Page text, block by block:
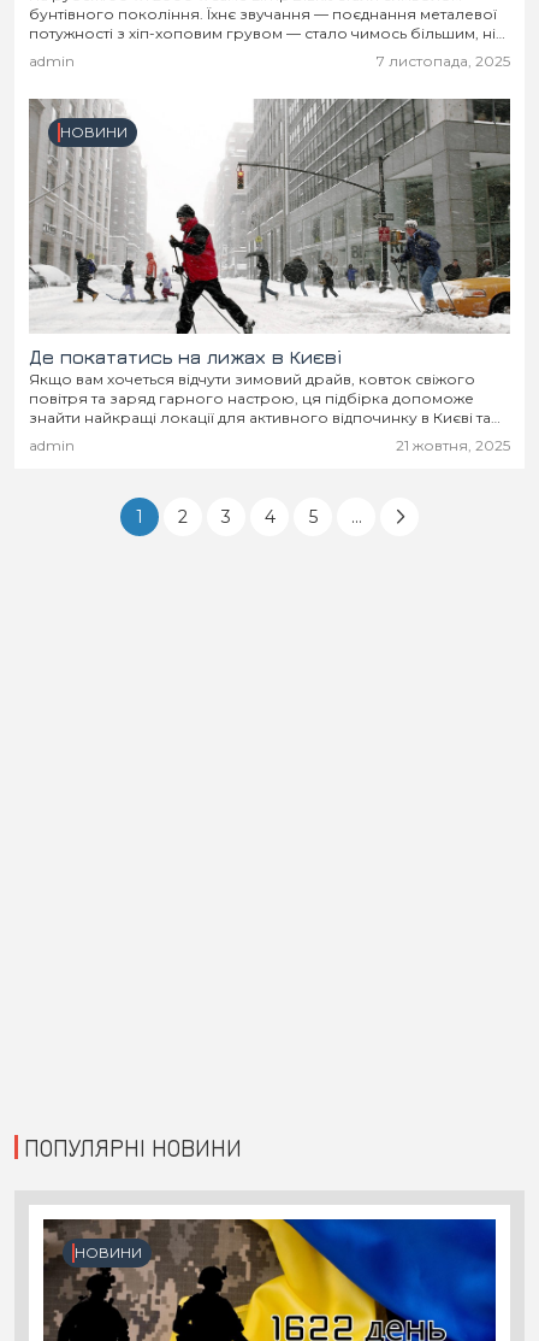
бунтівного покоління. Їхнє звучання — поєднання металевої
потужності з хіп-хоповим грувом — стало чимось більшим, ніж
просто музика.
admin 7 листопада, 2025
НОВИНИ
Де покататись на лижах в Києві
Якщо вам хочеться відчути зимовий драйв, ковток свіжого
повітря та заряд гарного настрою, ця підбірка допоможе
знайти найкращі локації для активного відпочинку в Києві та
поблизу нього.
admin 21 жовтня, 2025
1 2 3 4 5 ...
ПОПУЛЯРНІ НОВИНИ
НОВИНИ